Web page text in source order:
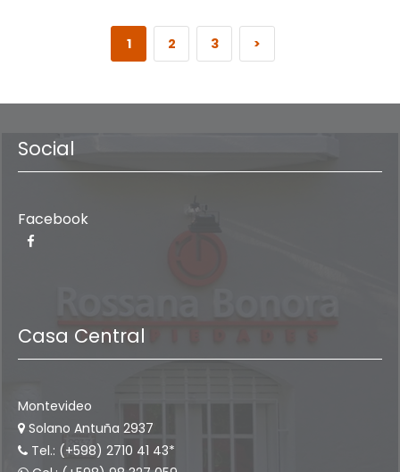
1 2 3 >
Social
Facebook
Casa Central
Montevideo
Solano Antuña 2937
Tel.: (+598) 2710 41 43*